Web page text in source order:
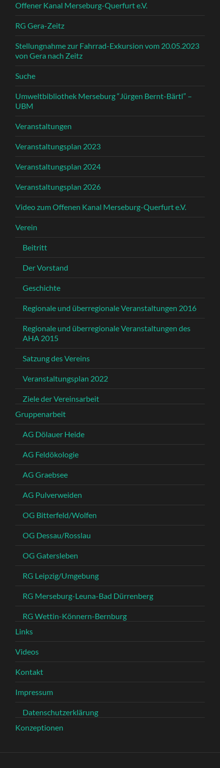
Offener Kanal Merseburg-Querfurt e.V.
RG Gera-Zeitz
Stellungnahme zur Fahrrad-Exkursion vom 20.05.2023
von Gera nach Zeitz
Suche
Umweltbibliothek Merseburg “Jürgen Bernt-Bärtl” –
UBM
Veranstaltungen
Veranstaltungsplan 2023
Veranstaltungsplan 2024
Veranstaltungsplan 2026
Video zum Offenen Kanal Merseburg-Querfurt e.V.
Verein
Beitritt
Der Vorstand
Geschichte
Regionale und überregionale Veranstaltungen 2016
Regionale und überregionale Veranstaltungen des
AHA 2015
Satzung des Vereins
Veranstaltungsplan 2022
Ziele der Vereinsarbeit
Gruppenarbeit
AG Dölauer Heide
AG Feldökologie
AG Graebsee
AG Pulverweiden
OG Bitterfeld/Wolfen
OG Dessau/Rosslau
OG Gatersleben
RG Leipzig/Umgebung
RG Merseburg-Leuna-Bad Dürrenberg
RG Wettin-Könnern-Bernburg
Links
Videos
Kontakt
Impressum
Datenschutzerklärung
Konzeptionen